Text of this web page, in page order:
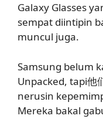
Galaxy Glasses
sempat diintipin
muncul juga.
Samsung belum
Unpacked, tapi他
nerusin
Mereka bakal